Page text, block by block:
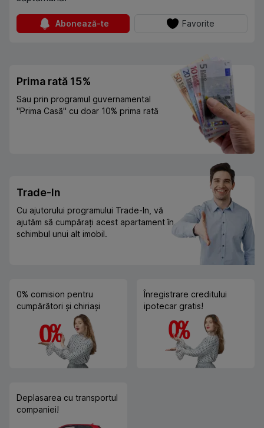
Abonează-te Favorite
Prima rată 15%
Sau prin programul guvernamental
"Prima Casă" cu doar 10% prima rată
Trade-In
Cu ajutorului programului Trade-In, vă
ajutăm să cumpărați acest apartament în
schimbul unui alt imobil.
0% comision pentru
cumpărători și chiriași
Înregistrare creditului
ipotecar gratis!
Deplasarea cu transportul
companiei!